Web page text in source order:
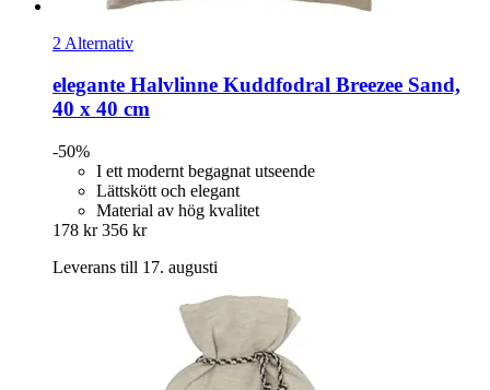
2 Alternativ
elegante Halvlinne Kuddfodral Breezee Sand,
40 x 40 cm
-50%
I ett modernt begagnat utseende
Lättskött och elegant
Material av hög kvalitet
178 kr 356 kr
Leverans till 17. augusti